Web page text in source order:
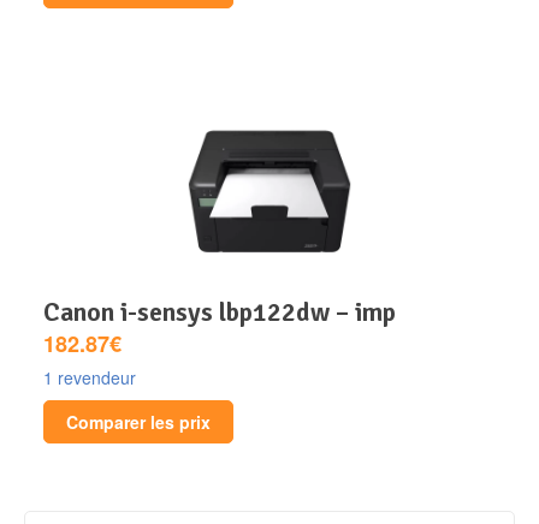
canon i-sensys lbp122dw – imp
182.87€
1 revendeur
Comparer les prix